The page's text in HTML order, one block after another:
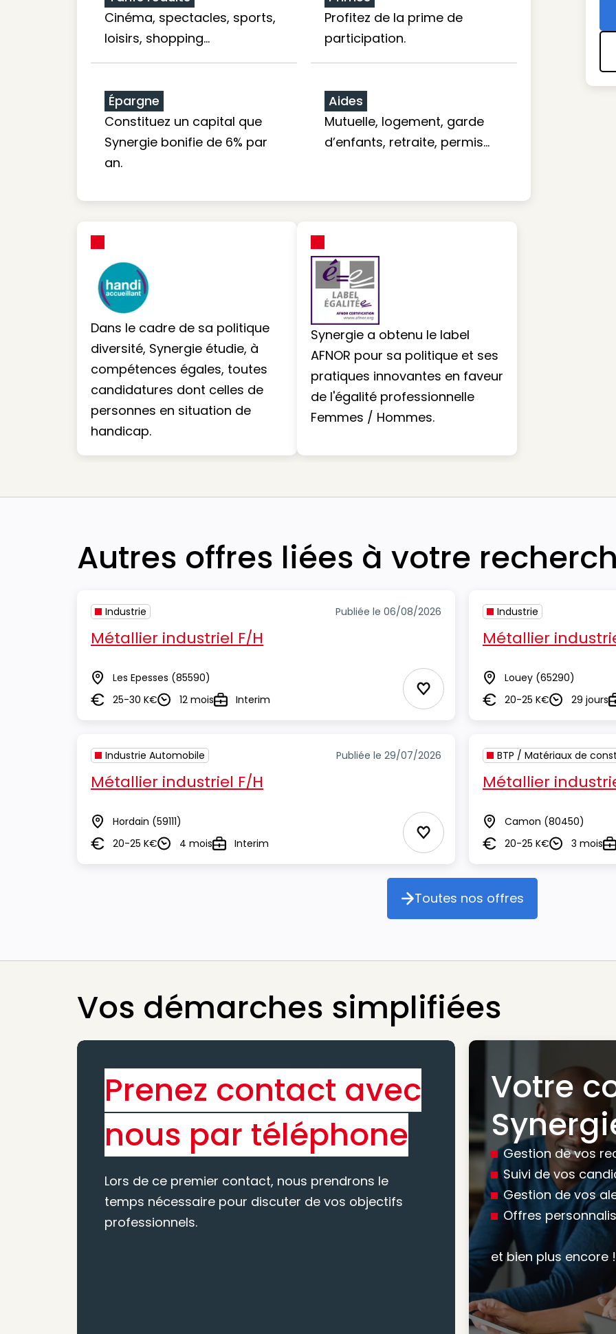
Cinéma, spectacles, sports,
loisirs, shopping...
Profitez de la prime de
participation.
Épargne
Constituez un capital que
Synergie bonifie de 6% par
an.
Aides
Mutuelle, logement, garde
d’enfants, retraite, permis…
Dans le cadre de sa politique
diversité, Synergie étudie, à
compétences égales, toutes
candidatures dont celles de
personnes en situation de
handicap.
Synergie a obtenu le label
AFNOR pour sa politique et ses
pratiques innovantes en faveur
de l'égalité professionnelle
Femmes / Hommes.
Autres offres liées à votre
Industrie Publiée le 06/08/2026
Métallier industriel F/H
Lieu Les Epesses (85590)
Salaire25-30 K€Durée12 moisTypeInterim Ajouter aux Favoris
Industrie
Métallier
Lieu Louey (65290)
Salaire20-25 K€Durée29 jours
Industrie Automobile Publiée le 29/07/2026
Métallier industriel F/H
Lieu Hordain (59111)
Salaire20-25 K€Durée4 moisTypeInterim Ajouter aux Favoris
BTP / Matériaux de
Métallier
Lieu Camon (80450)
Salaire20-25 K€Durée3 mois
Toutes nos offres
Toutes nos offres
Vos démarches simplifiées
Prenez contact avec
nous par téléphone
Lors de ce premier contact, nous prendrons le
temps nécessaire pour discuter de vos objectifs
professionnels.
Nous vous
votre recherche,
mesure pour
atteindre vos
Votre
Gestion de vos
Suivi de vos
Gestion de vos
Offres
et bien plus encore !